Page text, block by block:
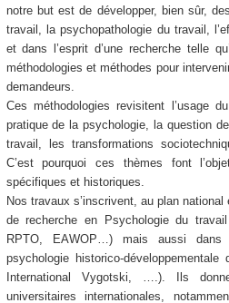
notre but est de développer, bien sûr,
travail, la psychopathologie du travail,
et dans l’esprit d’une recherche telle
méthodologies et méthodes pour
demandeurs.
Ces méthodologies revisitent l’usage
pratique de la psychologie, la question
travail, les transformations
C’est pourquoi ces thèmes font
spécifiques et historiques.
Nos travaux s’inscrivent, au plan
de recherche en Psychologie du
RPTO, EAWOP…) mais aussi
psychologie historico-
International Vygotski, ….). Ils
universitaires internationales,